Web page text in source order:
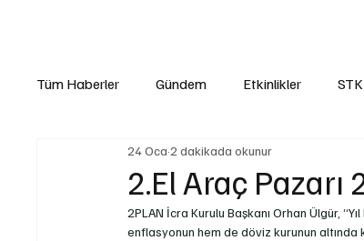
Tüm Haberler Gündem Etkinlikler STK
Yasal Düzenlemeler Teknoloji ve İnovasyon
Yakıt ve Batarya Teknolojileri İş Makinaları
2.El Araç Pazarı
24 Oca 2 dakikada okunur
2PLAN İcra Kurulu Başkanı Orhan Ülgür,
enflasyonun hem de döviz kurunun altında